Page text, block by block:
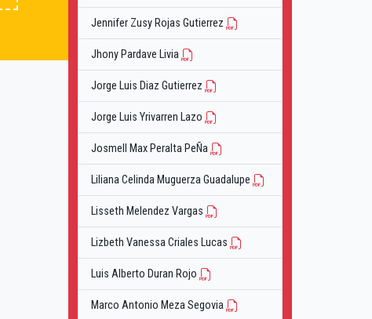
Jennifer Zusy Rojas Gutierrez
Jhony Pardave Livia
Jorge Luis Diaz Gutierrez
Jorge Luis Yrivarren Lazo
Josmell Max Peralta PeÑa
Liliana Celinda Muguerza Guadalupe
Lisseth Melendez Vargas
Lizbeth Vanessa Criales Lucas
Luis Alberto Duran Rojo
Marco Antonio Meza Segovia